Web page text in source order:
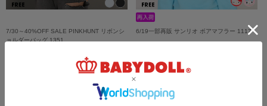
7/30～40%OFF SALE PINKHUNT リボンシ
ョルダーバッグ 1351
6/19一部再販 サンリオ ボアマフラー 1117